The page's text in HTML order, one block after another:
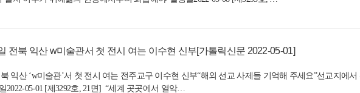
전북 익산 w미술관서 첫 전시 여는 이수현 신부[가톨릭신문 2022-05-01]
익산 ‘w미술관’서 첫 전시 여는 전주교구 이수현 신부“해외 선교 사제들 기억해 주세요”선교지에
2022-05-01 [제3292호, 21면] “세계 곳곳에서 열악…